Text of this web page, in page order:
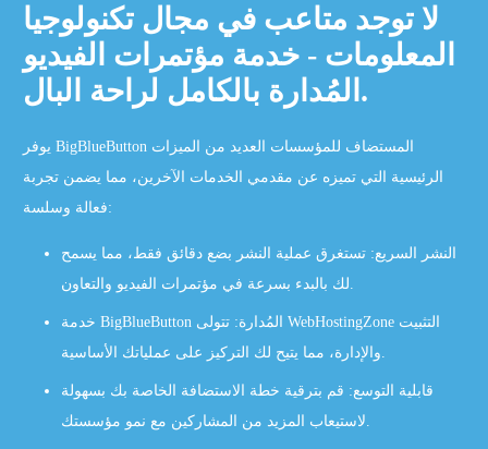
لا توجد متاعب في مجال تكنولوجيا
المعلومات - خدمة مؤتمرات الفيديو
المُدارة بالكامل لراحة البال.
يوفر BigBlueButton المستضاف للمؤسسات العديد من الميزات
الرئيسية التي تميزه عن مقدمي الخدمات الآخرين، مما يضمن تجربة
فعالة وسلسة:
النشر السريع: تستغرق عملية النشر بضع دقائق فقط، مما يسمح
خدمة BigBlueButton المُدارة: تتولى WebHostingZone التثبيت
قابلية التوسع: قم بترقية خطة الاستضافة الخاصة بك بسهولة